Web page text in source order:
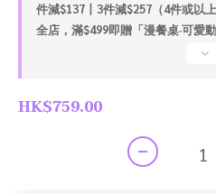
件減$137丨3件減$257（4件或以上
全店，滿$499即贈「漫餐桌·可愛
HK$759.00